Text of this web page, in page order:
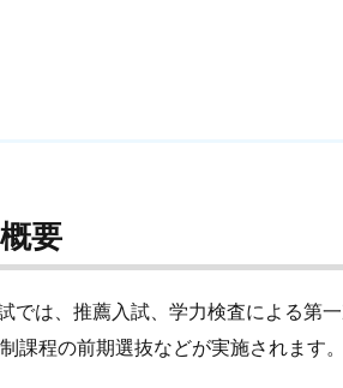
要
では、推薦入試、学力検査による第
課程の前期選抜などが実施されます。